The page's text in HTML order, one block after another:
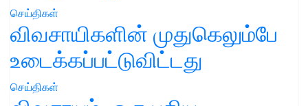
செய்திகள்
விவசாயிகளின் முதுகெலும்பே
உடைக்கப்பட்டுவிட்டது
செய்திகள்